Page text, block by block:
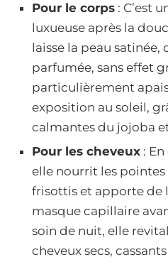
Pour le corps : C’est
luxueuse après la
laisse la peau
parfumée, sans effet
particulièrement
exposition au soleil,
calmantes du jojoba
Pour les cheveux :
elle nourrit les pointes
frisottis et apporte de
masque capillaire
soin de nuit, elle
cheveux secs,